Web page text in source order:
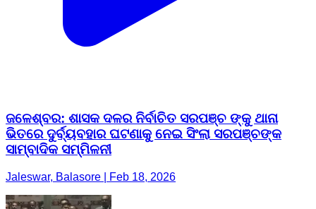
ଜଳେଶ୍ବର: ଶାସକ ଦଳର ନିର୍ବାଚିତ ସରପଞ୍ଚ ଙ୍କୁ ଥାନା
ଭିତରେ ଦୁର୍ବ୍ୟବହାର ଘଟଣାକୁ ନେଇ ସିଂଲା ସରପଞ୍ଚଙ୍କ
ସାମ୍ବାଦିକ ସମ୍ମିଳନୀ
Jaleswar, Balasore | Feb 18, 2026